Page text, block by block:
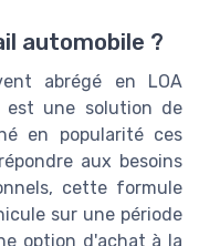
automobile ?
abrégé en LOA
est une solution de
en popularité ces
aux besoins
cette formule
sur une période
option d'achat à la